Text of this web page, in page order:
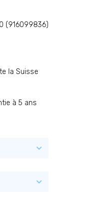
(916099836)
la Suisse
à 5 ans